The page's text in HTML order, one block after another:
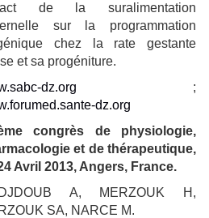
de la suralimentation
sur la programmation
chez la rate gestante
et sa progéniture.
dz.org
;
dz.org
congrès de physiologie,
et de thérapeutique,
Avril 2013, Angers, France.
A, MERZOUK H,
SA, NARCE M.